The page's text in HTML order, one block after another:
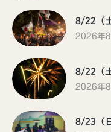
8/22（
2026年8
8/22（
2026年8
8/23（